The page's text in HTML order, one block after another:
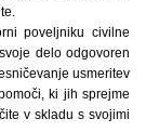
poveljniku civilne
delo odgovoren
usmeritev
ki jih sprejme
v skladu s svojimi